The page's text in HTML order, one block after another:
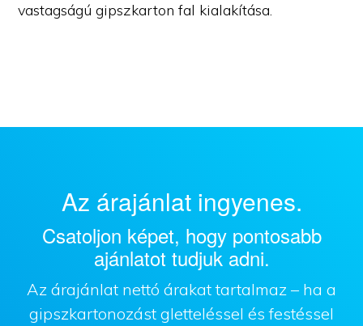
vastagságú gipszkarton fal kialakítása.
Az árajánlat ingyenes.
Csatoljon képet, hogy pontosabb
ajánlatot tudjuk adni.
Az árajánlat nettó árakat tartalmaz – ha a
gipszkartonozást gletteléssel és festéssel